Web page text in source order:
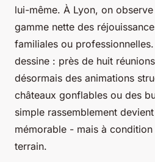
lui-même. À Lyon, on
gamme nette des
familiales ou
dessine : près de huit
désormais des animations
châteaux gonflables ou des
simple rassemblement
mémorable - mais à
terrain.